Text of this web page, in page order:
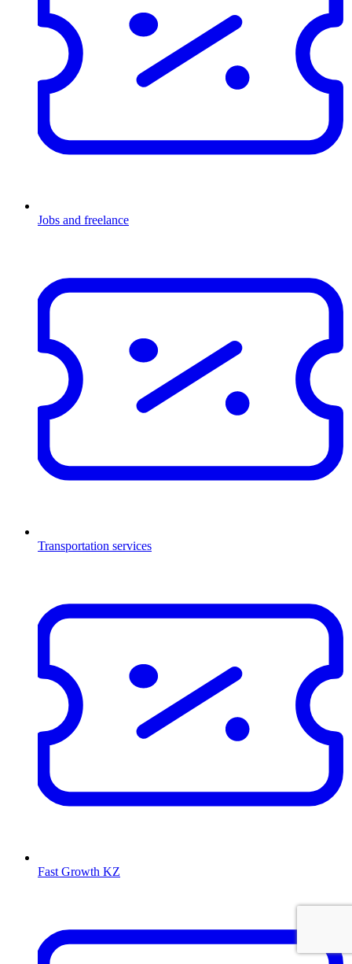
Jobs and freelance
Transportation services
Fast Growth KZ